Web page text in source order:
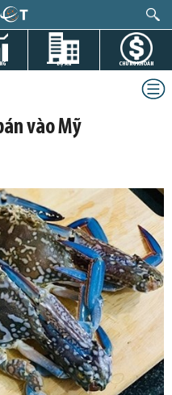
DỰ ÁN CHỨNG KHOÁN
vào Mỹ